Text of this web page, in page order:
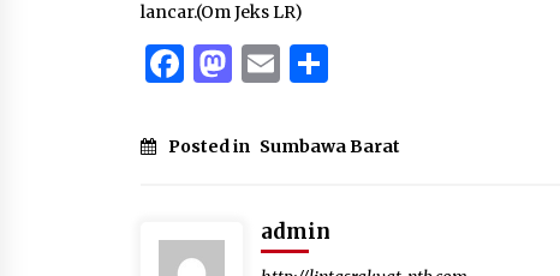
lancar.(Om Jeks LR)
Facebook
Mastodon
Email
Posted in Sumbawa Barat
admin